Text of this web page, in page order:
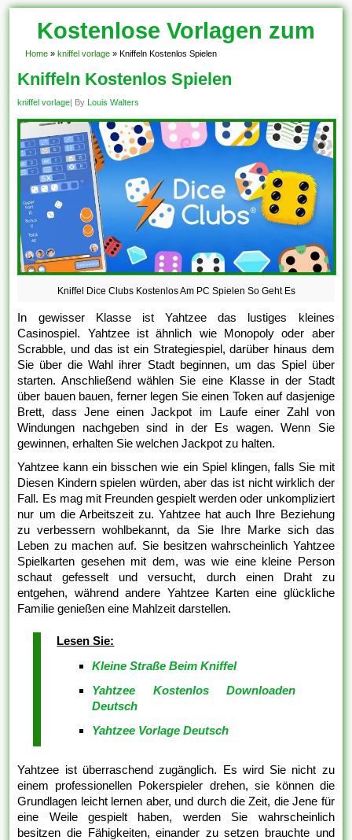
Kostenlose Vorlagen zum
Download!
Home » kniffel vorlage » Kniffeln Kostenlos Spielen
Kniffeln Kostenlos Spielen
kniffel vorlage| By Louis Walters
Kniffel Dice Clubs Kostenlos Am PC Spielen So Geht Es
In gewisser Klasse ist Yahtzee das lustiges kleines
Casinospiel. Yahtzee ist ähnlich wie Monopoly oder aber
Scrabble, und das ist ein Strategiespiel, darüber hinaus dem
Sie über die Wahl ihrer Stadt beginnen, um das Spiel über
starten. Anschließend wählen Sie eine Klasse in der Stadt
über bauen bauen, ferner legen Sie einen Token auf dasjenige
Brett, dass Jene einen Jackpot im Laufe einer Zahl von
Windungen nachgeben sind in der Es wagen. Wenn Sie
gewinnen, erhalten Sie welchen Jackpot zu halten.
Yahtzee kann ein bisschen wie ein Spiel klingen, falls Sie mit
Diesen Kindern spielen würden, aber das ist nicht wirklich der
Fall. Es mag mit Freunden gespielt werden oder unkompliziert
nur um die Arbeitszeit zu. Yahtzee hat auch Ihre Beziehung
zu verbessern wohlbekannt, da Sie Ihre Marke sich das
Leben zu machen auf. Sie besitzen wahrscheinlich Yahtzee
Spielkarten gesehen mit dem, was wie eine kleine Person
schaut gefesselt und versucht, durch einen Draht zu
entgehen, während andere Yahtzee Karten eine glückliche
Familie genießen eine Mahlzeit darstellen.
Lesen Sie:
Kleine Straße Beim Kniffel
Yahtzee Kostenlos Downloaden
Deutsch
Yahtzee Vorlage Deutsch
Yahtzee ist überraschend zugänglich. Es wird Sie nicht zu
einem professionellen Pokerspieler drehen, sie können die
Grundlagen leicht lernen aber, und durch die Zeit, die Jene für
eine Weile gespielt haben, werden Sie wahrscheinlich
besitzen die Fähigkeiten, einander zu setzen brauchte und